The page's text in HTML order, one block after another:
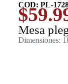
COD: PL-
$
Mesa
Dimensiones: